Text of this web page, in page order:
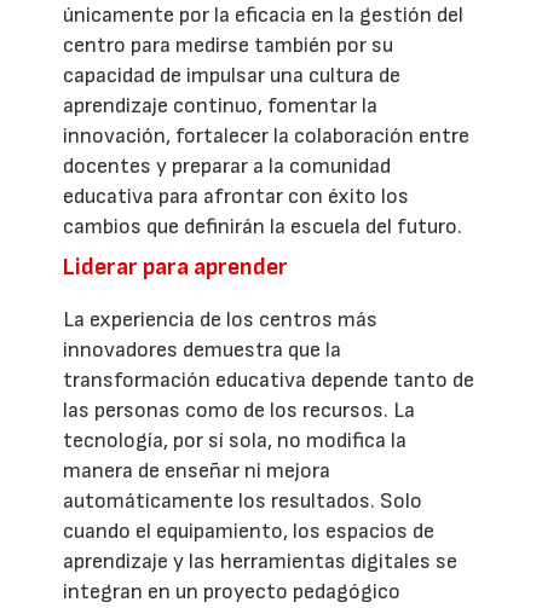
únicamente por la eficacia en la gestión del
centro para medirse también por su
capacidad de impulsar una cultura de
aprendizaje continuo, fomentar la
innovación, fortalecer la colaboración entre
docentes y preparar a la comunidad
educativa para afrontar con éxito los
cambios que definirán la escuela del futuro.
Liderar para aprender
La experiencia de los centros más
innovadores demuestra que la
transformación educativa depende tanto de
las personas como de los recursos. La
tecnología, por sí sola, no modifica la
manera de enseñar ni mejora
automáticamente los resultados. Solo
cuando el equipamiento, los espacios de
aprendizaje y las herramientas digitales se
integran en un proyecto pedagógico